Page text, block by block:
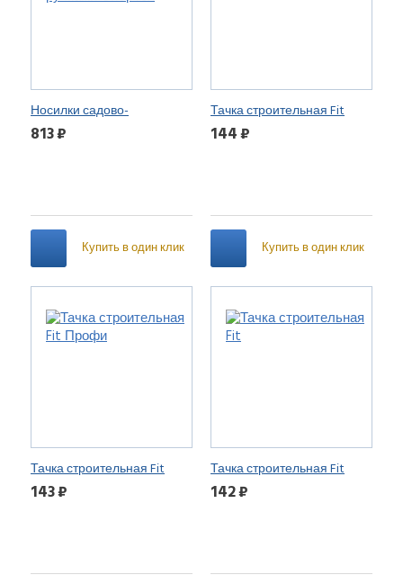
Носилки садово-
строительные, с ручками
813 ₽
Купить в один клик
Тачка строительная Fit
Профи
144 ₽
Купить в один клик
Тачка строительная Fit
Профи
143 ₽
Тачка строительная Fit
142 ₽